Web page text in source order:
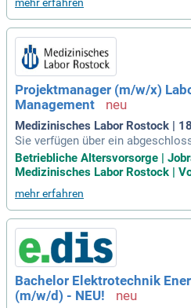
mehr erfahren
Projektmanager (m/w/x)
Management
Medizinisches Labor Rostock |
Sie verfügen über ein
Facility Management, TGA,
ergleichbaren Studiengang; Sie
gement (idealerweise
Betriebliche Altersvorsorge |
Medizinisches Labor Rostock |
mehr erfahren
Bachelor Elektrotechnik
(m/w/d) - NEU!